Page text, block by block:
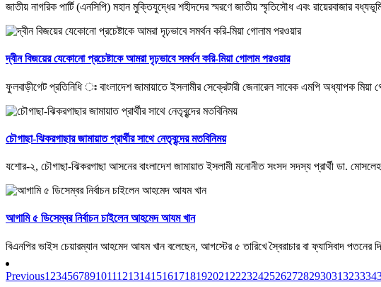
জাতীয় নাগরিক পার্টি (এনসিপি) মহান মুক্তিযুদ্ধের শহীদদের স্মরণে জাতীয় স্মৃতিসৌধ এবং রায়েরবাজার
দ্বীন বিজয়ের যেকোনো প্রচেষ্টাকে আমরা দৃঢ়ভাবে সমর্থন করি-মিয়া গোলাম পরওয়ার
ফুলবাড়ীগেট প্রতিনিধি ঃ বাংলাদেশ জামায়াতে ইসলামীর সেক্রেটারী জেনারেল সাবেক এমপি অধ্যাপক মিয়া
চৌগাছা-ঝিকরগাছার জামায়াত প্রার্থীর সাথে নেতৃবৃন্দের মতবিনিময়
যশোর-২, চৌগাছা-ঝিকরগাছা আসনের বাংলাদেশ জামায়াত ইসলামী মনোনীত সংসদ সদস্য প্রার্থী ডা. মোসলেহ
আগামি ৫ ডিসেম্বর নির্বাচন চাইলেন আহমেদ আযম খান
বিএনপির ভাইস চেয়ারম্যান আহমেদ আযম খান বলেছেন, আগস্টের ৫ তারিখে স্বৈরাচার বা ফ্যাসিবাদ পতনের
Previous1 23456789101112131415161718192021 22232425262728293031323334